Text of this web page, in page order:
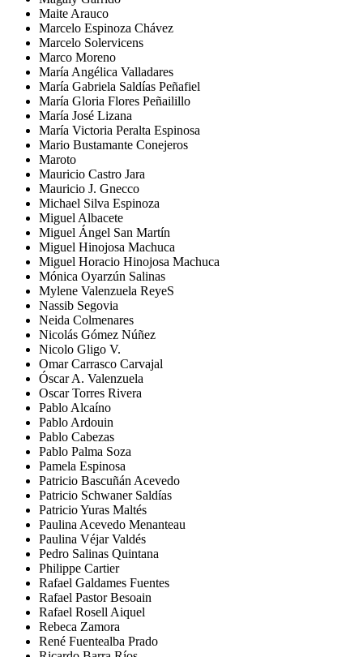
Maite Arauco
Marcelo Espinoza Chávez
Marcelo Solervicens
Marco Moreno
María Angélica Valladares
María Gabriela Saldías Peñafiel
María Gloria Flores Peñailillo
María José Lizana
María Victoria Peralta Espinosa
Mario Bustamante Conejeros
Maroto
Mauricio Castro Jara
Mauricio J. Gnecco
Michael Silva Espinoza
Miguel Albacete
Miguel Ángel San Martín
Miguel Hinojosa Machuca
Miguel Horacio Hinojosa Machuca
Mónica Oyarzún Salinas
Mylene Valenzuela ReyeS
Nassib Segovia
Neida Colmenares
Nicolás Gómez Núñez
Nicolo Gligo V.
Omar Carrasco Carvajal
Óscar A. Valenzuela
Oscar Torres Rivera
Pablo Alcaíno
Pablo Ardouin
Pablo Cabezas
Pablo Palma Soza
Pamela Espinosa
Patricio Bascuñán Acevedo
Patricio Schwaner Saldías
Patricio Yuras Maltés
Paulina Acevedo Menanteau
Paulina Véjar Valdés
Pedro Salinas Quintana
Philippe Cartier
Rafael Galdames Fuentes
Rafael Pastor Besoain
Rafael Rosell Aiquel
Rebeca Zamora
René Fuentealba Prado